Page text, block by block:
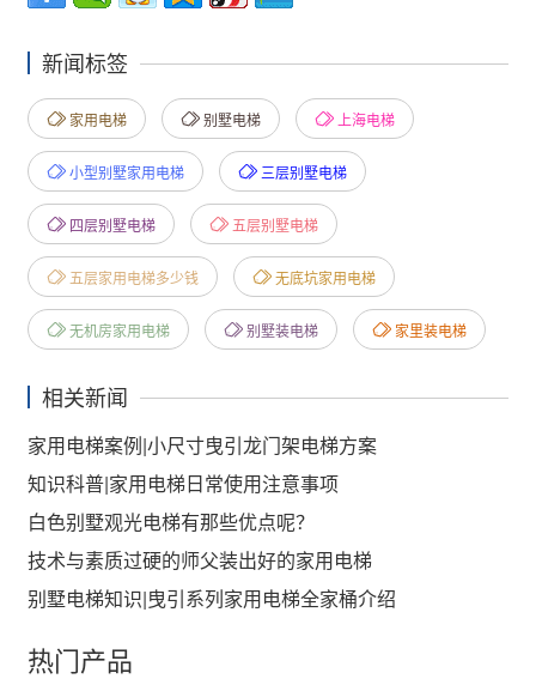
新闻标签
家用电梯 别墅电梯 上海电梯
小型别墅家用电梯 三层别墅电梯
四层别墅电梯 五层别墅电梯
五层家用电梯多少钱 无底坑家用电梯
无机房家用电梯 别墅装电梯 家里装电梯
相关新闻
家用电梯案例|小尺寸曳引龙门架电梯方案
知识科普|家用电梯日常使用注意事项
白色别墅观光电梯有那些优点呢？
技术与素质过硬的师父装出好的家用电梯
别墅电梯知识|曳引系列家用电梯全家桶介绍
热门产品